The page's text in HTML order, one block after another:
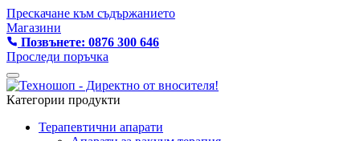
Прескачане към съдържанието
Магазини
Позвънете: 0876 300 646
Проследи поръчка
Категории продукти
Терапевтични апарати